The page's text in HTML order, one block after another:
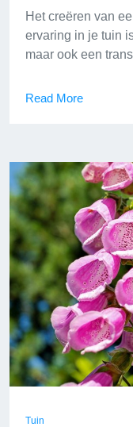
Het creëren van
ervaring in je tuin
maar ook een
Read More
Tuin